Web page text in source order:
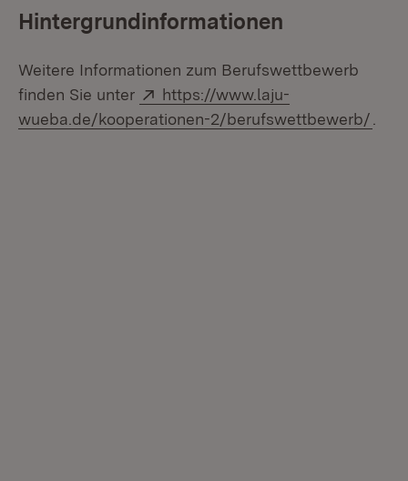
Hintergrundinformationen
Weitere Informationen zum Berufswettbewerb
finden Sie unter
Extern:
https://www.laju-
wueba.de/kooperationen-2/berufswettbewerb/